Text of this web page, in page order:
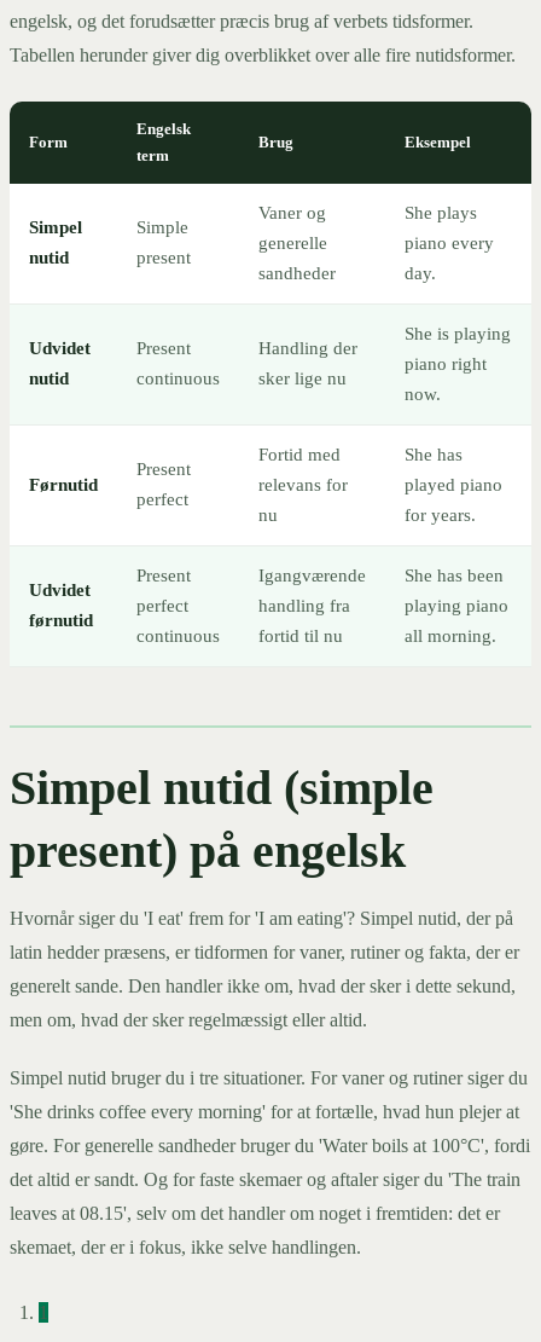
engelsk, og det forudsætter præcis brug af verbets tidsformer.
Tabellen herunder giver dig overblikket over alle fire nutidsformer.
Form
Engelsk
term
Brug Eksempel
Simpel
nutid
Simple
present
Vaner og
generelle
sandheder
She plays
piano every
day.
Udvidet
nutid
Present
continuous
Handling der
sker lige nu
She is playing
piano right
now.
Førnutid
Present
perfect
Fortid med
relevans for
nu
She has
played piano
for years.
Udvidet
førnutid
Present
perfect
continuous
Igangværende
handling fra
fortid til nu
She has been
playing piano
all morning.
Simpel nutid (simple
present) på engelsk
Hvornår siger du 'I eat' frem for 'I am eating'? Simpel nutid, der på
latin hedder præsens, er tidformen for vaner, rutiner og fakta, der er
generelt sande. Den handler ikke om, hvad der sker i dette sekund,
men om, hvad der sker regelmæssigt eller altid.
Simpel nutid bruger du i tre situationer. For vaner og rutiner siger du
'She drinks coffee every morning' for at fortælle, hvad hun plejer at
gøre. For generelle sandheder bruger du 'Water boils at 100°C', fordi
det altid er sandt. Og for faste skemaer og aftaler siger du 'The train
leaves at 08.15', selv om det handler om noget i fremtiden: det er
skemaet, der er i fokus, ikke selve handlingen.
1